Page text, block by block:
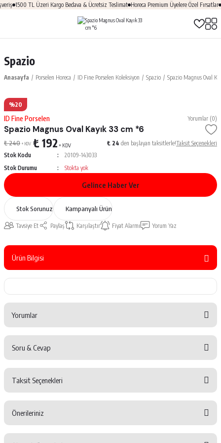
1500 TL Üzeri Kargo Bedava & Ücretsiz Teslimat Horeca Premium Üyelere Özel Fırsatlar
Spazio
Anasayfa Porselen Horeca ID Fine Porselen Koleksiyon Spazio Spazio Magnus Oval
%20
ID Fine Porselen Yorumlar (0)
Spazio Magnus Oval Kayık 33 cm *6
₺ 240 + KDV ₺ 192 + KDV ₺ 24 den başlayan taksitlerle!Taksit Seçenekleri
Stok Kodu
20109-143033
Stok Durumu
Stokta yok
Gelince Haber Ver
Stok Sorunuz Kampanyalı Ürün
Tavsiye Et Paylaş Karşılaştır Fiyat Alarmı Yorum Yaz
Ürün Bilgisi
Yorumlar
Yorum Yaz
Soru & Cevap
Soru Sor
Taksit Seçenekleri
Önerileriniz